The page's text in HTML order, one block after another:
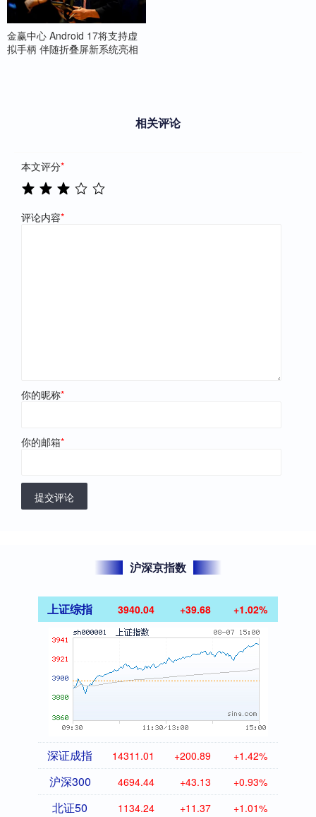
金赢中心 Android 17将支持虚
拟手柄 伴随折叠屏新系统亮相
相关评论
本文评分*
评论内容*
你的昵称*
你的邮箱*
提交评论
沪深京指数
上证综指 3940.04 +39.68 +1.02%
深证成指 14311.01 +200.89 +1.42%
沪深300 4694.44 +43.13 +0.93%
北证50 1134.24 +11.37 +1.01%